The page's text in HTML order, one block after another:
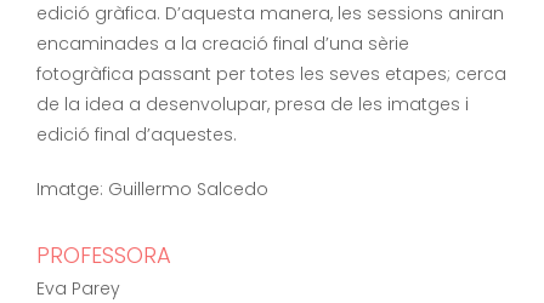
edició gràfica. D’aquesta manera, les sessions aniran
encaminades a la creació final d’una sèrie
fotogràfica passant per totes les seves etapes; cerca
de la idea a desenvolupar, presa de les imatges i
edició final d’aquestes.
Imatge: Guillermo Salcedo
PROFESSORA
Eva Parey